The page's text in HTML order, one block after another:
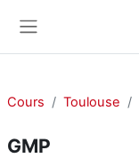
Cours Toulouse
GMP